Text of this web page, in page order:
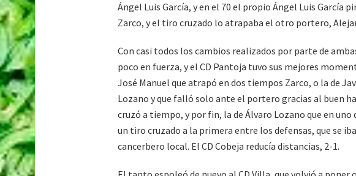
Ángel Luis García, y en el 70 el propio Ángel Luis García
Zarco, y el tiro cruzado lo atrapaba el otro portero,
Con casi todos los cambios realizados por parte de
poco en fuerza, y el CD Pantoja tuvo sus mejores
José Manuel que atrapó en dos tiempos Zarco, o la de
Lozano y que falló solo ante el portero gracias al buen
cruzó a tiempo, y por fin, la de Álvaro Lozano que en
un tiro cruzado a la primera entre los defensas, que se
cancerbero local. El CD Cobeja reducía distancias, 2-1.